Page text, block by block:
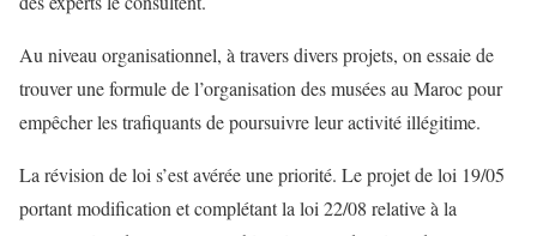
Au niveau organisationnel, à travers divers projets, on essaie de
trouver une formule de l’organisation des musées au Maroc pour
empêcher les trafiquants de poursuivre leur activité illégitime.
La révision de loi s’est avérée une priorité. Le projet de loi 19/05
portant modification et complétant la loi 22/08 relative à la